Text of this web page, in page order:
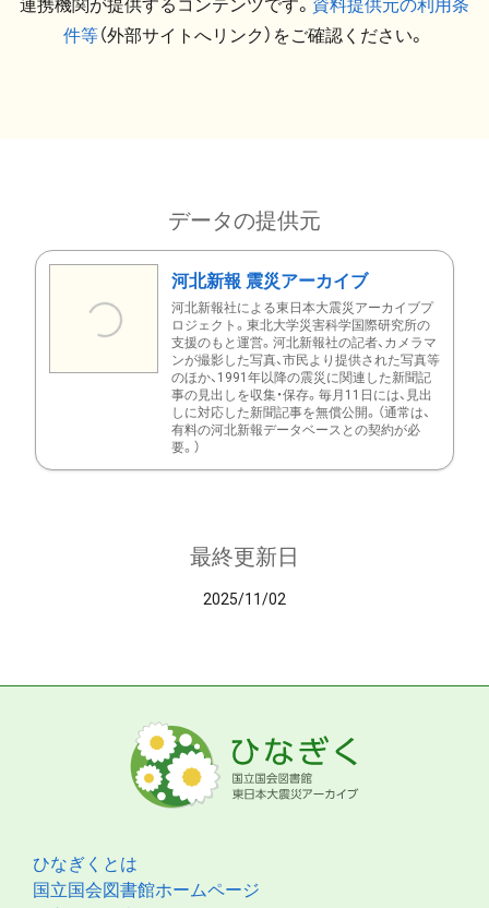
連携機関が提供するコンテンツです。 資料提供元の利用条
件等（外部サイトへリンク）をご確認ください。
データの提供元
河北新報 震災アーカイブ
河北新報社による東日本大震災アーカイブプ
ロジェクト。東北大学災害科学国際研究所の
支援のもと運営。河北新報社の記者、カメラマ
ンが撮影した写真、市民より提供された写真等
のほか、1991年以降の震災に関連した新聞記
事の見出しを収集・保存。毎月11日には、見出
しに対応した新聞記事を無償公開。（通常は、
有料の河北新報データベースとの契約が必
要。）
最終更新日
2025/11/02
ひなぎくとは
国立国会図書館ホームページ